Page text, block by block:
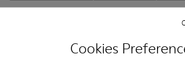
Cookies